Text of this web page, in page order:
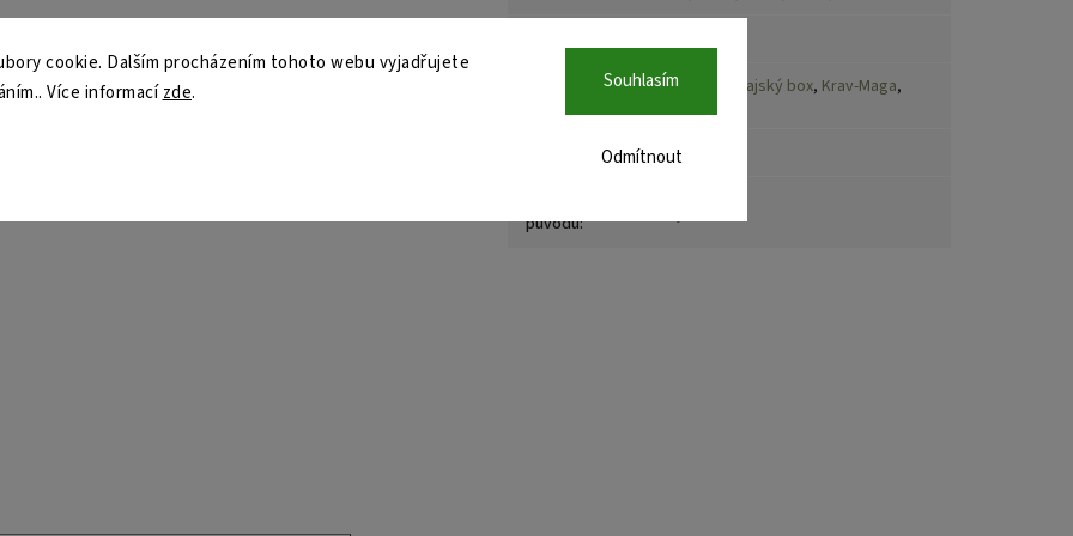
cookie. Dalším procházením tohoto webu vyjadřujete
Více informacízde.
Odmítnout
Souhlasím
Box, Thajský box, Krav-Maga,
Kick box
Suchý zip
původu: